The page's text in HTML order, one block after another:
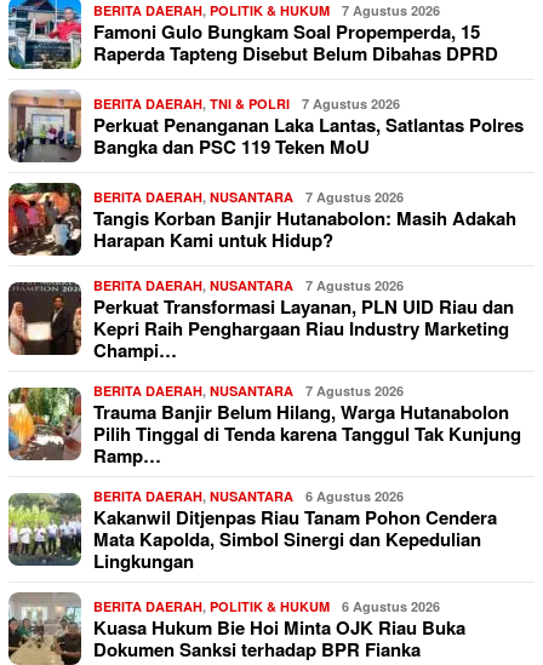
BERITA DAERAH, POLITIK & HUKUM 7 Agustus 2026
Famoni Gulo Bungkam Soal Propemperda, 15
Raperda Tapteng Disebut Belum Dibahas DPRD
BERITA DAERAH, TNI & POLRI 7 Agustus 2026
Perkuat Penanganan Laka Lantas, Satlantas Polres
Bangka dan PSC 119 Teken MoU
BERITA DAERAH, NUSANTARA 7 Agustus 2026
Tangis Korban Banjir Hutanabolon: Masih Adakah
Harapan Kami untuk Hidup?
BERITA DAERAH, NUSANTARA 7 Agustus 2026
Perkuat Transformasi Layanan, PLN UID Riau dan
Kepri Raih Penghargaan Riau Industry Marketing
Champi…
BERITA DAERAH, NUSANTARA 7 Agustus 2026
Trauma Banjir Belum Hilang, Warga Hutanabolon
Pilih Tinggal di Tenda karena Tanggul Tak Kunjung
Ramp…
BERITA DAERAH, NUSANTARA 6 Agustus 2026
Kakanwil Ditjenpas Riau Tanam Pohon Cendera
Mata Kapolda, Simbol Sinergi dan Kepedulian
Lingkungan
BERITA DAERAH, POLITIK & HUKUM 6 Agustus 2026
Kuasa Hukum Bie Hoi Minta OJK Riau Buka
Dokumen Sanksi terhadap BPR Fianka